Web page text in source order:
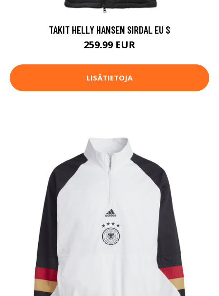
TAKIT HELLY HANSEN SIRDAL EU S
259.99 EUR
LISÄTIETOJA